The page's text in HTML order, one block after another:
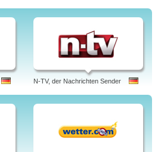
N-TV, der Nachrichten Sender